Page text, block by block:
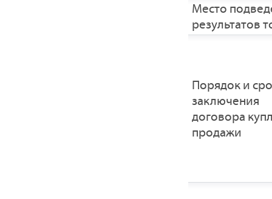
Место
результатов
Порядок и
заключения
договора
продажи